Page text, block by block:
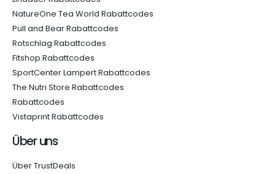
NatureOne Tea World Rabattcodes
Pull and Bear Rabattcodes
Rotschlag Rabattcodes
Fitshop Rabattcodes
SportCenter Lampert Rabattcodes
The Nutri Store Rabattcodes
Rabattcodes
Vistaprint Rabattcodes
Über uns
Über TrustDeals